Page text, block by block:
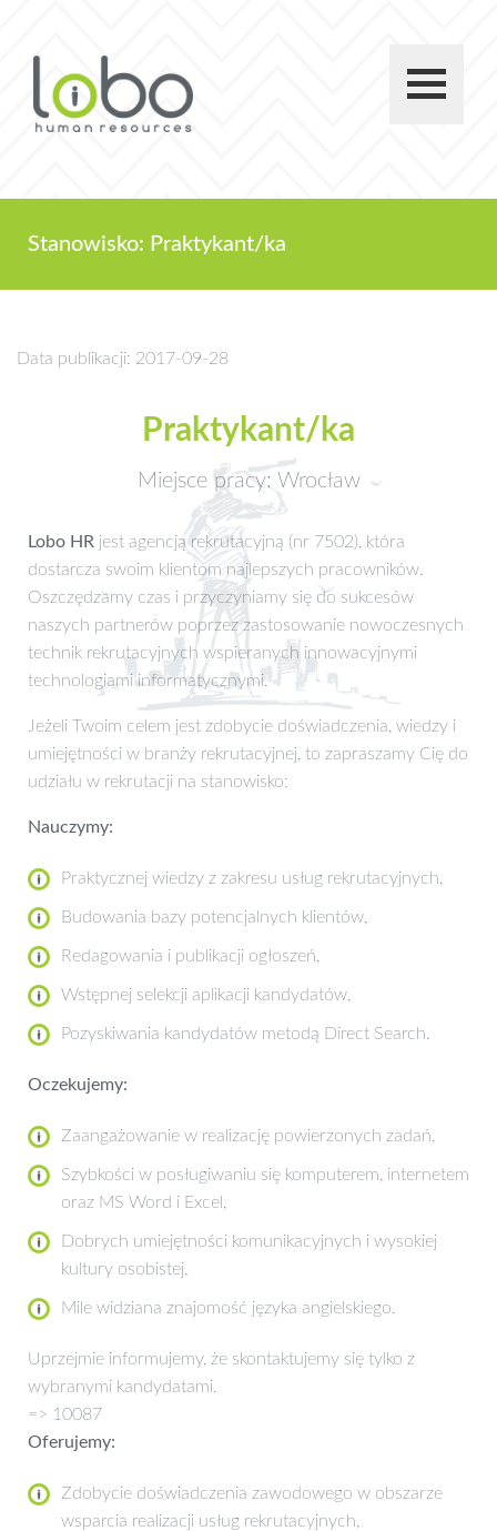
Stanowisko: Praktykant/ka
Data publikacji: 2017-09-28
Praktykant/ka
Miejsce pracy: Wrocław
Lobo HR jest agencją rekrutacyjną (nr 7502), która
dostarcza swoim klientom najlepszych pracowników.
Oszczędzamy czas i przyczyniamy się do sukcesów
naszych partnerów poprzez zastosowanie nowoczesnych
technik rekrutacyjnych wspieranych innowacyjnymi
technologiami informatycznymi.
Jeżeli Twoim celem jest zdobycie doświadczenia, wiedzy i
umiejętności w branży rekrutacyjnej, to zapraszamy Cię do
udziału w rekrutacji na stanowisko:
Nauczymy:
Praktycznej wiedzy z zakresu usług rekrutacyjnych,
Budowania bazy potencjalnych klientów,
Redagowania i publikacji ogłoszeń,
Wstępnej selekcji aplikacji kandydatów,
Pozyskiwania kandydatów metodą Direct Search.
Oczekujemy:
Zaangażowanie w realizację powierzonych zadań,
Szybkości w posługiwaniu się komputerem, internetem
oraz MS Word i Excel,
Dobrych umiejętności komunikacyjnych i wysokiej
kultury osobistej,
Mile widziana znajomość języka angielskiego.
Uprzejmie informujemy, że skontaktujemy się tylko z
wybranymi kandydatami.
=> 10087
Oferujemy:
Zdobycie doświadczenia zawodowego w obszarze
wsparcia realizacji usług rekrutacyjnych,